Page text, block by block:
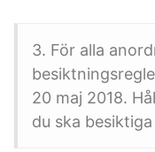
3. För alla
20 maj 2018.
du ska